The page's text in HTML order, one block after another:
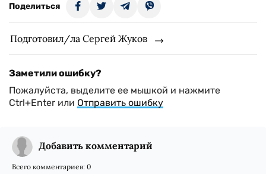
Поделиться
Подготовил/ла Сергей Жуков
Заметили ошибку?
Пожалуйста, выделите ее мышкой и нажмите
Ctrl+Enter или Отправить ошибку
Добавить комментарий
Всего комментариев: 0